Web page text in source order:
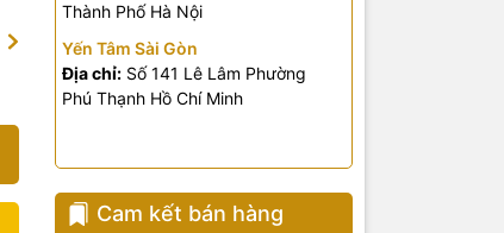
Thành Phố Hà Nội
Yến Tâm Sài Gòn
Địa chỉ:Số 141 Lê Lâm Phường
Phú Thạnh Hồ Chí Minh
Cam kết bán hàng